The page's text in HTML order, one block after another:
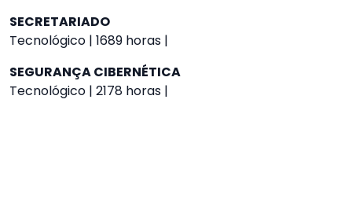
SECRETARIADO
Tecnológico | 1689 horas |
SEGURANÇA CIBERNÉTICA
Tecnológico | 2178 horas |